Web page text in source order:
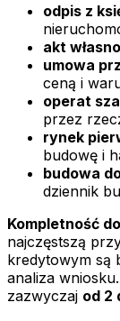
odpis z
akt
umowa
ceną i
operat
przez
rynek
budowę i
budowa
dziennik
Kompletność
najczęstszą
kredytowym są
analiza
zazwyczaj od 2